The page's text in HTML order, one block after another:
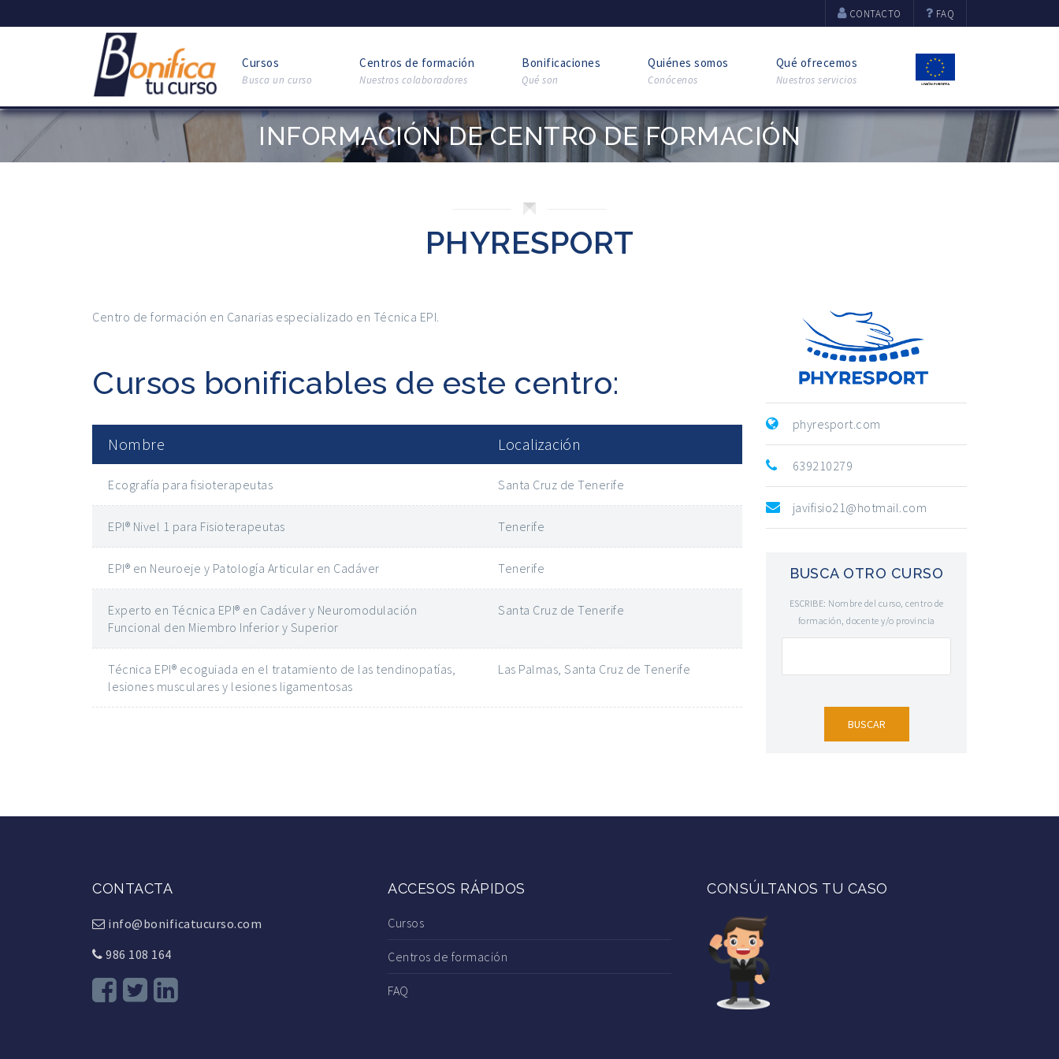
CONTACTO FAQ
Cursos
Busca un curso
Centros de formación
Nuestros colaboradores
Bonificaciones
Qué son
Quiénes somos
Conócenos
Qué ofrecemos
Nuestros servicios
INFORMACIÓN DE CENTRO DE FORMACIÓN
PHYRESPORT
Centro de formación en Canarias especializado en Técnica EPI.
Cursos bonificables de este centro:
Nombre Localización
Ecografía para fisioterapeutas Santa Cruz de Tenerife
EPI® Nivel 1 para Fisioterapeutas Tenerife
EPI® en Neuroeje y Patología Articular en Cadáver Tenerife
Experto en Técnica EPI® en Cadáver y Neuromodulación
Funcional den Miembro Inferior y Superior
Santa Cruz de Tenerife
Técnica EPI® ecoguiada en el tratamiento de las tendinopatías,
lesiones musculares y lesiones ligamentosas
Las Palmas, Santa Cruz de Tenerife
phyresport.com
639210279
javifisio21@hotmail.com
BUSCA OTRO CURSO
ESCRIBE: Nombre del curso, centro de
formación, docente y/o provincia
CONTACTA
info@bonificatucurso.com
986 108 164
ACCESOS RÁPIDOS
Cursos
Centros de formación
FAQ
CONSÚLTANOS TU CASO